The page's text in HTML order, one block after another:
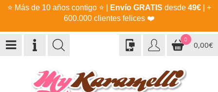
⭐ Más de 10 años contigo ⭐ Envío GRATIS desde 49€| +
600.000 clientes felices ❤️
0
0,00€